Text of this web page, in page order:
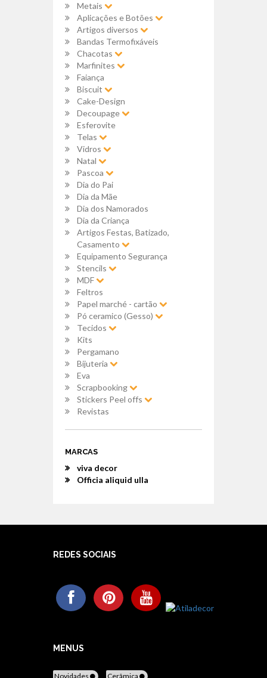
Metais
Aplicações e Botões
Artigos diversos
Bandas Termofixáveis
Chacotas
Marfinites
Faiança
Biscuit
Cake-Design
Decoupage
Esferovite
Telas
Vidros
Natal
Pascoa
Dia do Pai
Dia da Mãe
Dia dos Namorados
Dia da Criança
Artigos Festas, Batizado,
Casamento
Equipamento Segurança
Stencils
MDF
Feltros
Papel marché - cartão
Pó ceramico (Gesso)
Tecidos
Kits
Pergamano
Bijuteria
Eva
Scrapbooking
Stickers Peel offs
Revistas
MARCAS
viva decor
Officia aliquid ulla
REDES SOCIAIS
MENUS
Novidades Cerâmica